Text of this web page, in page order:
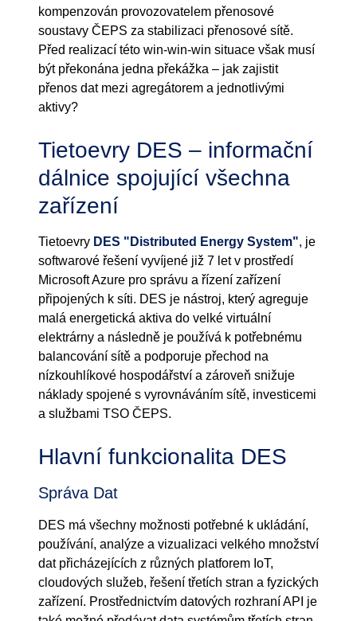
kompenzován provozovatelem přenosové
soustavy ČEPS za stabilizaci přenosové sítě.
Před realizací této win-win-win situace však musí
být překonána jedna překážka – jak zajistit
přenos dat mezi agregátorem a jednotlivými
aktivy?
Tietoevry DES – informační
dálnice spojující všechna
zařízení
Tietoevry DES "Distributed Energy System", je
softwarové řešení vyvíjené již 7 let v prostředí
Microsoft Azure pro správu a řízení zařízení
připojených k síti. DES je nástroj, který agreguje
malá energetická aktiva do velké virtuální
elektrárny a následně je používá k potřebnému
balancování sítě a podporuje přechod na
nízkouhlíkové hospodářství a zároveň snižuje
náklady spojené s vyrovnáváním sítě, investicemi
a službami TSO ČEPS.
Hlavní funkcionalita DES
Správa Dat
DES má všechny možnosti potřebné k ukládání,
používání, analýze a vizualizaci velkého množství
dat přicházejících z různých platforem IoT,
cloudových služeb, řešení třetích stran a fyzických
zařízení. Prostřednictvím datových rozhraní API je